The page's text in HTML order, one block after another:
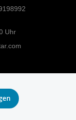
Uhr